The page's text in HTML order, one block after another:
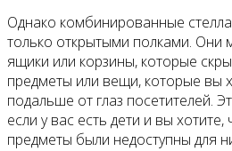
Однако комбинированные
только открытыми полками. Они
ящики или корзины, которые
предметы или вещи, которые вы
подальше от глаз посетителей.
если у вас есть дети и вы
предметы были недоступны для